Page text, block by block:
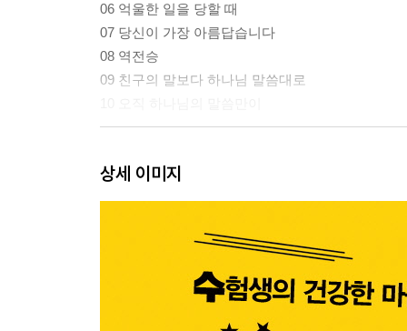
06 억울한 일을 당할 때
07 당신이 가장 아름답습니다
08 역전승
09 친구의 말보다 하나님 말씀대로
12 아무리 하나님의 존재를 부인해도
13 예배드릴 수 있는 것이 은혜입니다
15 하나님만이 힘이십니다
16 전쟁에서 승리하게 하시는 하나님
17 최고의 복을 주시는 하나님
상세 이미지